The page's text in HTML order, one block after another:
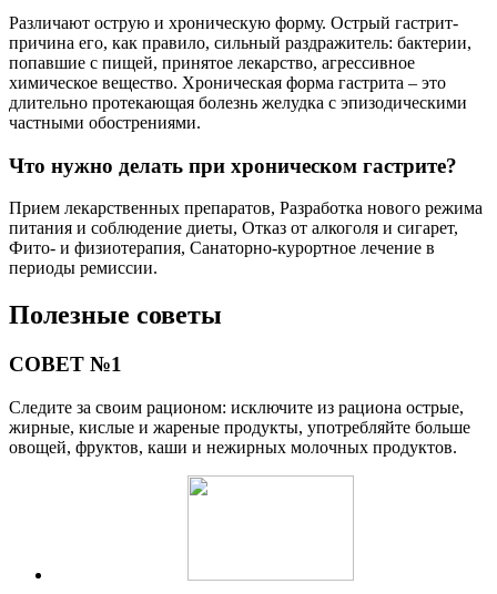
Различают острую и хроническую форму. Острый гастрит-
причина его, как правило, сильный раздражитель: бактерии,
попавшие с пищей, принятое лекарство, агрессивное
химическое вещество. Хроническая форма гастрита – это
длительно протекающая болезнь желудка с эпизодическими
частными обострениями.
Что нужно делать при хроническом гастрите?
Прием лекарственных препаратов, Разработка нового режима
питания и соблюдение диеты, Отказ от алкоголя и сигарет,
Фито- и физиотерапия, Санаторно-курортное лечение в
периоды ремиссии.
Полезные советы
СОВЕТ №1
Следите за своим рационом: исключите из рациона острые,
жирные, кислые и жареные продукты, употребляйте больше
овощей, фруктов, каши и нежирных молочных продуктов.